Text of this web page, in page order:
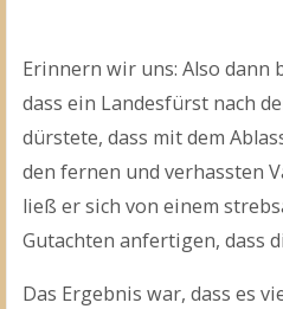
Erinnern wir uns: Also dann
dass ein Landesfürst nach
dürstete, dass mit dem
den fernen und verhassten
ließ er sich von einem
Gutachten anfertigen, dass
Das Ergebnis war, dass es